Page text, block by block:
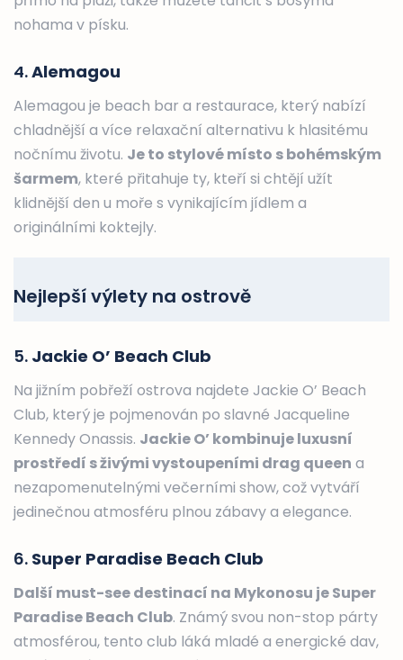
nohama v písku.
4.Alemagou
Alemagou je beach bar a restaurace, který nabízí
chladnější a více relaxační alternativu k hlasitému
nočnímu životu. Je to stylové místo s bohémským
šarmem, které přitahuje ty, kteří si chtějí užít
klidnější den u moře s vynikajícím jídlem a
originálními koktejly.
Nejlepší výlety na ostrově
5. Jackie O’ Beach Club
Na jižním pobřeží ostrova najdete Jackie O’ Beach
Club, který je pojmenován po slavné Jacqueline
Kennedy Onassis. Jackie O’ kombinuje luxusní
prostředí s živými vystoupeními drag queen a
nezapomenutelnými večerními show, což vytváří
jedinečnou atmosféru plnou zábavy a elegance.
6. Super Paradise Beach Club
Další must-see destinací na Mykonosu je Super
Paradise Beach Club. Známý svou non-stop párty
atmosférou, tento club láká mladé a energické dav,